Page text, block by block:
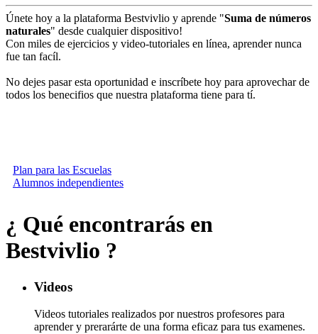
Únete hoy a la plataforma Bestvivlio y aprende "Suma de números
naturales" desde cualquier dispositivo!
Con miles de ejercicios y video-tutoriales en línea, aprender nunca
fue tan facíl.
No dejes pasar esta oportunidad e inscríbete hoy para aprovechar de
todos los benecifios que nuestra plataforma tiene para tí.
Plan para las Escuelas
Alumnos independientes
¿ Qué encontrarás en
Bestvivlio ?
Videos
Videos tutoriales realizados por nuestros profesores para
aprender y prerarárte de una forma eficaz para tus examenes.